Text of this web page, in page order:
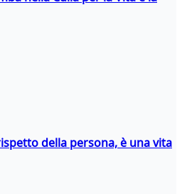
della persona, è una vita